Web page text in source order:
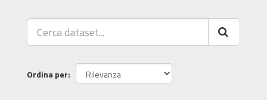
Ordina per